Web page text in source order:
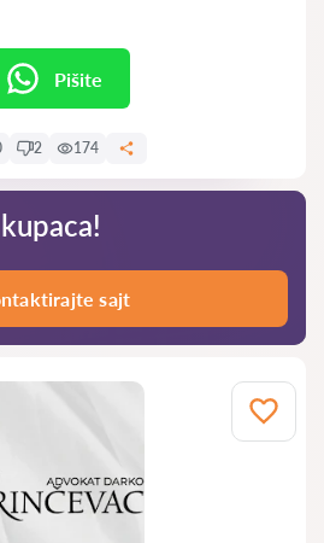
Pišite
2 174
sajt